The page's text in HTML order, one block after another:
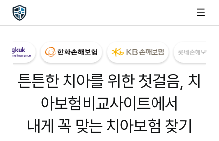
튼튼한 치아를 위한 첫걸음, 치
아보험비교사이트에서
내게 꼭 맞는 치아보험 찾기